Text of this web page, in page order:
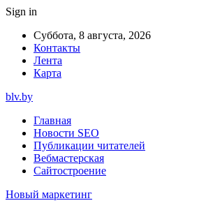
Sign in
Суббота, 8 августа, 2026
Контакты
Лента
Карта
blv.by
Главная
Новости SEO
Публикации читателей
Вебмастерская
Сайтостроение
Новый маркетинг